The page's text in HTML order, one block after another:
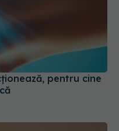
pentru cine